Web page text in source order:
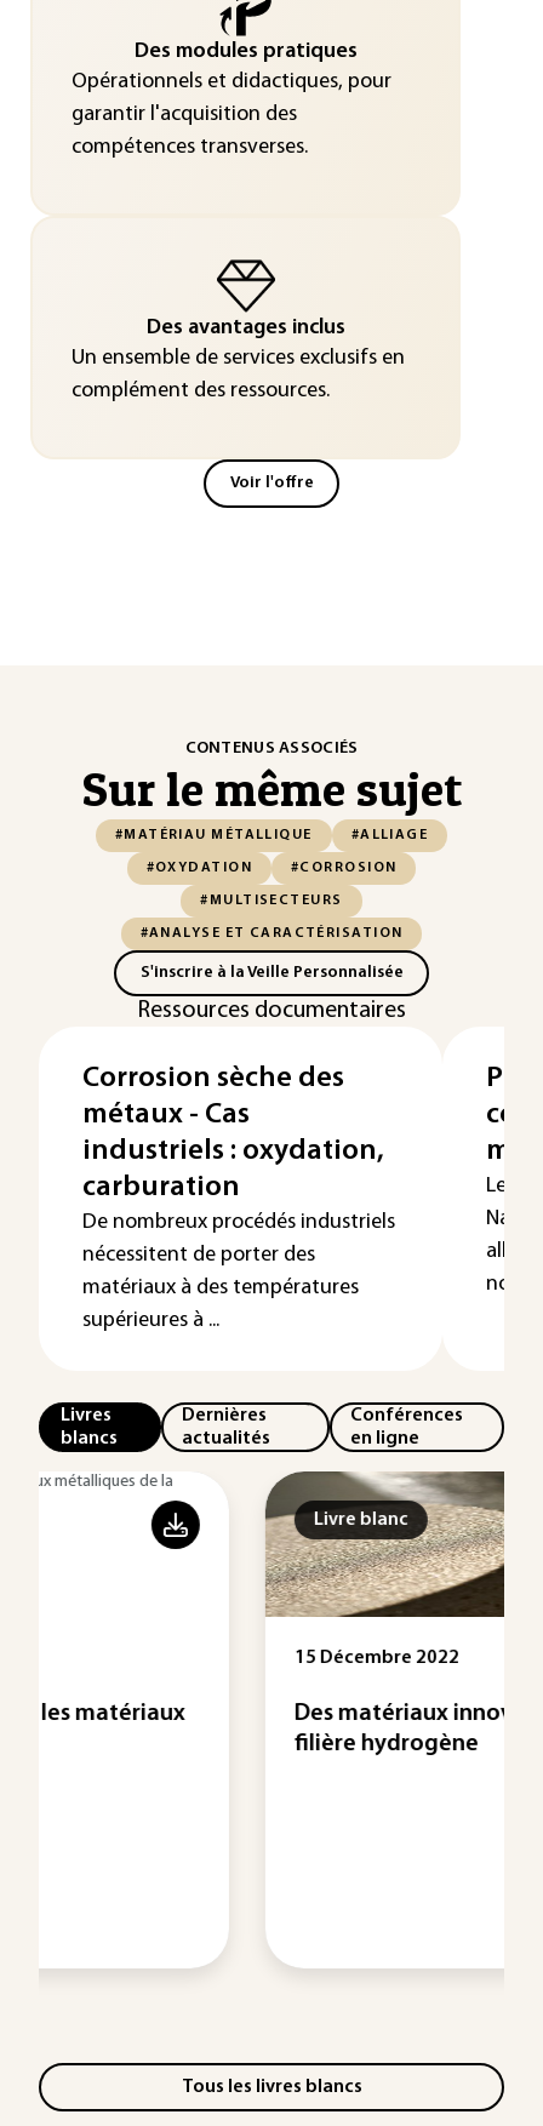
Des modules pratiques
Opérationnels et didactiques, pour
garantir l'acquisition des
compétences transverses.
Des avantages inclus
Un ensemble de services exclusifs en
complément des ressources.
Voir l'offre
CONTENUS ASSOCIÉS
Sur le même sujet
#MATÉRIAU MÉTALLIQUE #ALLIAGE
#OXYDATION #CORROSION
#MULTISECTEURS
#ANALYSE ET CARACTÉRISATION
S'inscrire à la Veille Personnalisée
Ressources documentaires
Corrosion sèche des
métaux - Cas
industriels : oxydation,
carburation
De nombreux procédés industriels
nécessitent de porter des
matériaux à des températures
supérieures à ...
Les
Na,
Livres
blancs
Dernières
actualités
Conférences
en ligne
Livre blanc
Des matériaux innovants pour la
filière hydrogène
Tous les livres blancs